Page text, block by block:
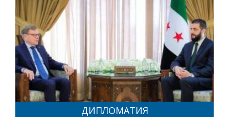
ДИПЛОМАТИЯ